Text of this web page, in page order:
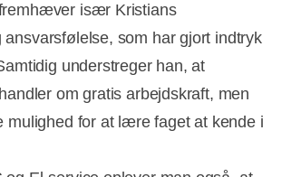
især Kristians
ansvarsfølelse, som har gjort indtryk
understreger han, at
om gratis arbejdskraft, men
mulighed for at lære faget at kende i